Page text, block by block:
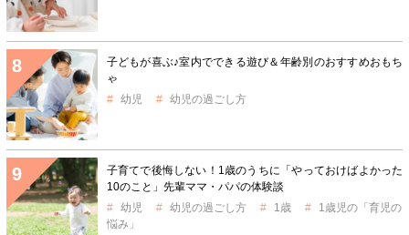
子どもが喜ぶ♪室内でできる遊び＆年齢別のおすすめおもち
ゃ
幼児
幼児の過ごし方
子育てで後悔しない！1歳のうちに「やっておけばよかった
10のこと」先輩ママ・パパの体験談
幼児
幼児の過ごし方 1歳
1歳児の「育児の
悩み」